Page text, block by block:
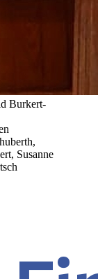
Burkert-
Susanne